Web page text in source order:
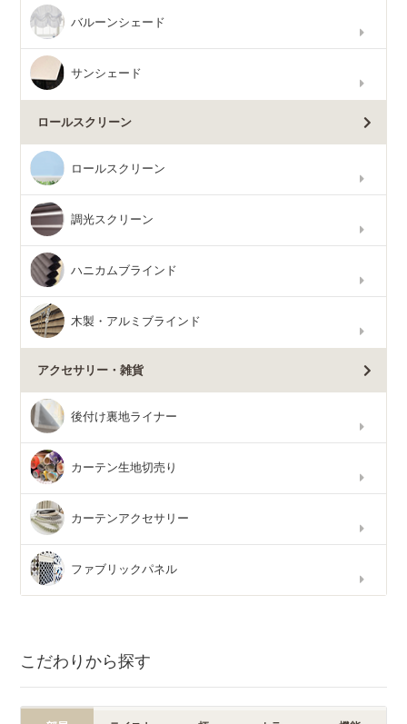
バルーンシェード
サンシェード
ロールスクリーン
ロールスクリーン
調光スクリーン
ハニカムブラインド
木製・アルミブラインド
アクセサリー・雑貨
後付け裏地ライナー
カーテン生地切売り
カーテンアクセサリー
ファブリックパネル
こだわりから探す